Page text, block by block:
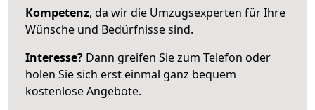
Kompetenz, da wir die Umzugsexperten für Ihre
Wünsche und Bedürfnisse sind.
Interesse? Dann greifen Sie zum Telefon oder
holen Sie sich erst einmal ganz bequem
kostenlose Angebote.